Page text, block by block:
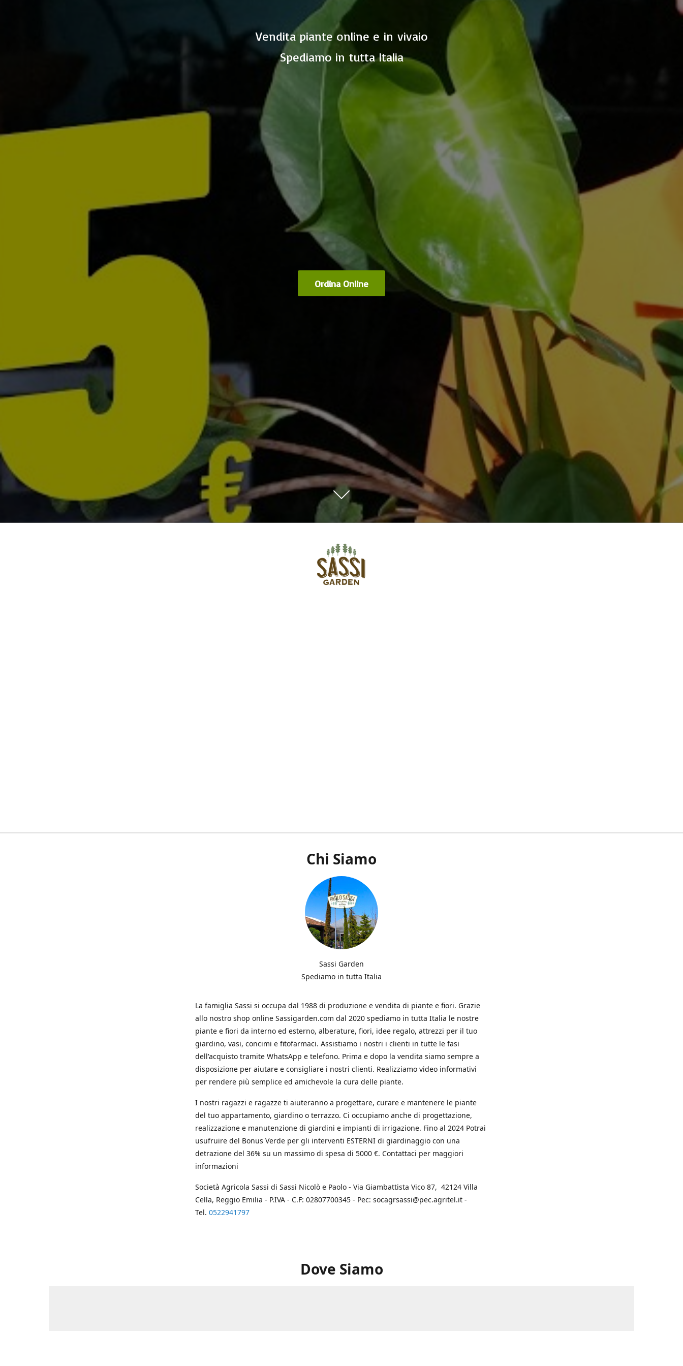
Vendita piante online e in vivaio
Spediamo in tutta Italia
Ordina Online
Chi Siamo
Sassi Garden
Spediamo in tutta Italia
La famiglia Sassi si occupa dal 1988 di produzione e vendita di piante e fiori. Grazie
allo nostro shop online Sassigarden.com dal 2020 spediamo in tutta Italia le nostre
piante e fiori da interno ed esterno, alberature, fiori, idee regalo, attrezzi per il tuo
giardino, vasi, concimi e fitofarmaci. Assistiamo i nostri i clienti in tutte le fasi
dell'acquisto tramite WhatsApp e telefono. Prima e dopo la vendita siamo sempre a
disposizione per aiutare e consigliare i nostri clienti. Realizziamo video informativi
per rendere più semplice ed amichevole la cura delle piante.
I nostri ragazzi e ragazze ti aiuteranno a progettare, curare e mantenere le piante
del tuo appartamento, giardino o terrazzo. Ci occupiamo anche di progettazione,
realizzazione e manutenzione di giardini e impianti di irrigazione. Fino al 2024 Potrai
usufruire del Bonus Verde per gli interventi ESTERNI di giardinaggio con una
detrazione del 36% su un massimo di spesa di 5000 €. Contattaci per maggiori
informazioni
Società Agricola Sassi di Sassi Nicolò e Paolo - Via Giambattista Vico 87, 42124 Villa
Cella, Reggio Emilia - P.IVA - C.F: 02807700345 - Pec: socagrsassi@pec.agritel.it -
Tel. 0522941797
Dove Siamo